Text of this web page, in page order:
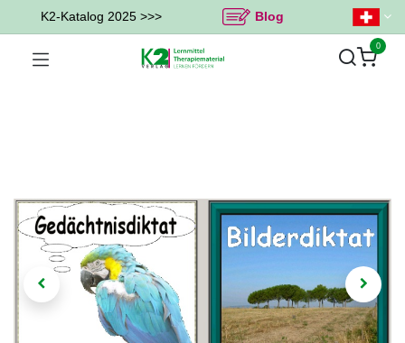
K2-Katalog 2025 >>> Blog
0